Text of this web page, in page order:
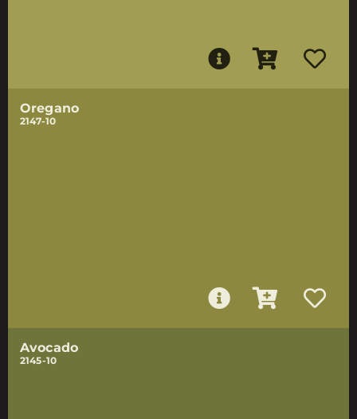
Oregano
2147-10
Avocado
2145-10